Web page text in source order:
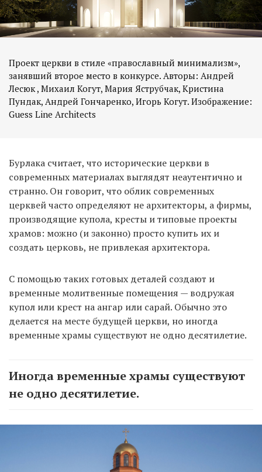
Проект церкви в стиле «православный минимализм»,
занявший второе место в конкурсе. Авторы: Андрей
Лесюк , Михаил Когут, Мария Яструбчак, Кристина
Пундак, Андрей Гончаренко, Игорь Когут. Изображение:
Бурлака считает, что исторические церкви в
современных материалах выглядят неаутентично и
странно. Он говорит, что облик современных
церквей часто определяют не архитекторы, а фирмы,
производящие купола, кресты и типовые проекты
храмов: можно (и законно) просто купить их и
создать церковь, не привлекая архитектора.
С помощью таких готовых деталей создают и
временные молитвенные помещения — водружая
купол или крест на ангар или сарай. Обычно это
делается на месте будущей церкви, но иногда
временные храмы существуют не одно десятилетие.
Иногда временные храмы существуют
не одно десятилетие.